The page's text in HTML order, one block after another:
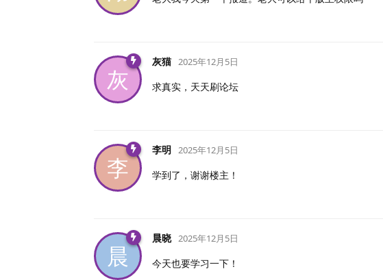
灰
灰猫 2025年12月5日
求真实，天天刷论坛
李
李明 2025年12月5日
学到了，谢谢楼主！
晨
晨晓 2025年12月5日
今天也要学习一下！